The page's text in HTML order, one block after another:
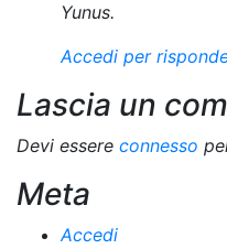
Yunus.
Accedi per
Lascia un
Devi essere connesso
Meta
Accedi